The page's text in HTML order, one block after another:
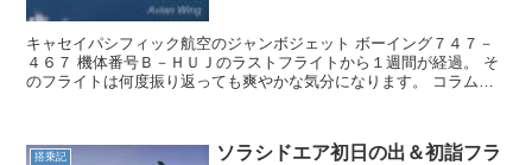
キャセイパシフィック航空のジャンボジェット ボーイング７４７－
４６７ 機体番号Ｂ－ＨＵＪのラストフライトから１週間が経過。 そ
のフライトは何度振り返っても爽やかな気分になります。 コラムの
搭乗記
ソラシドエア初日の出＆初詣フラ